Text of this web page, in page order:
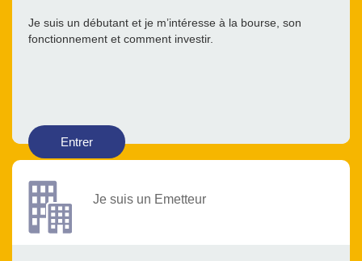
Je suis un débutant et je m’intéresse à la bourse, son
fonctionnement et comment investir.
Entrer
Je suis un Emetteur